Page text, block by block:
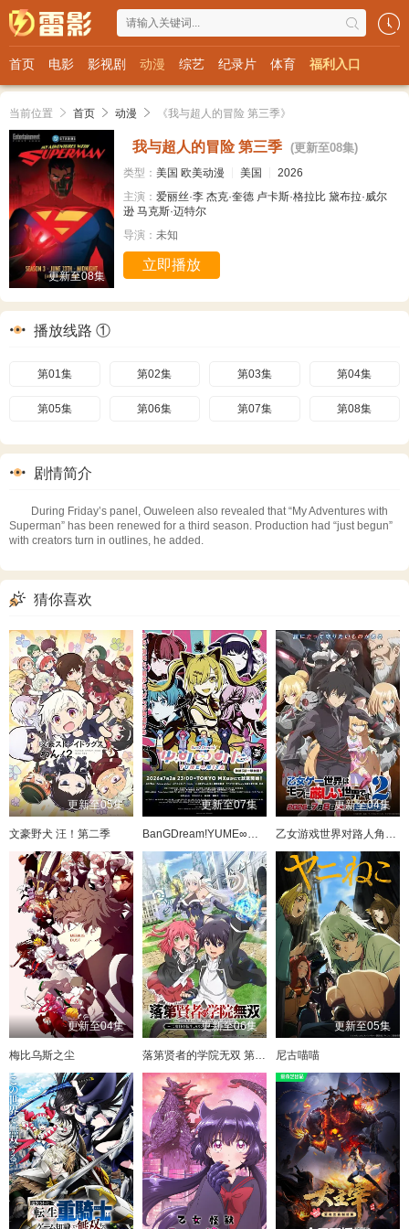
首页 电影 影视剧 动漫 综艺 纪录片 体育 福利入口
当前位置 首页 动漫 《我与超人的冒险 第三季》
更新至08集
我与超人的冒险 第三季 (更新至08集)
类型： 美国 欧美动漫 美国
2026
主演： 爱丽丝·李 杰克·奎德 卢卡斯·格拉比 黛布拉·威尔
逊 马克斯·迈特尔
导演： 未知
立即播放
播放线路 ①
第01集 第02集 第03集 第04集
第05集 第06集 第07集 第08集
剧情简介
During Friday’s panel, Ouweleen also revealed that “My Adventures with
Superman” has been renewed for a third season. Production had “just begun”
with creators turn in outlines, he added.
猜你喜欢
更新至05集
文豪野犬 汪！第二季
更新至07集
BanGDream!YUME∞MITA
更新至04集
乙女游戏世界对路人角色很不友好 第二季
更新至04集
梅比乌斯之尘
更新至06集
落第贤者的学院无双 第二回转生，S等级作弊魔术师冒险记
更新至05集
尼古喵喵